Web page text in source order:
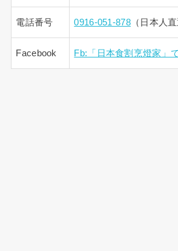
電話番号 0916-051-878（日本人直
Facebook Fb:「日本食割烹燈家」